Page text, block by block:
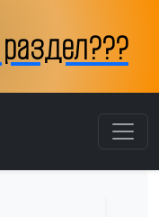
раздел???